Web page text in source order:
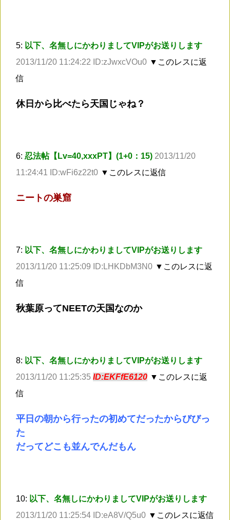
5: 以下、名無しにかわりましてVIPがお送りします
2013/11/20 11:24:22 ID:zJwxcVOu0 ▼このレスに返
信
休日から比べたら天国じゃね？
6: 忍法帖【Lv=40,xxxPT】(1+0：15) 2013/11/20
11:24:41 ID:wFi6z22t0 ▼このレスに返信
ニートの巣窟
7: 以下、名無しにかわりましてVIPがお送りします
2013/11/20 11:25:09 ID:LHKDbM3N0 ▼このレスに返
信
秋葉原ってNEETの天国なのか
8: 以下、名無しにかわりましてVIPがお送りします
2013/11/20 11:25:35 ID:EKFfE6120 ▼このレスに返
信
平日の朝から行ったの初めてだったからびびっ
た
だってどこも並んでんだもん
10: 以下、名無しにかわりましてVIPがお送りします
2013/11/20 11:25:54 ID:eA8V/Q5u0 ▼このレスに返信